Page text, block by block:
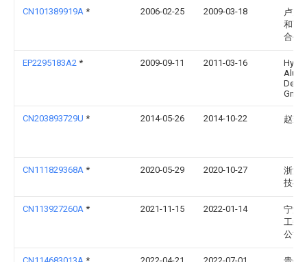
CN101389919A * 2006-02-25 2009-03-18
卢克
和离
合公
EP2295183A2 * 2009-09-11 2011-03-16
Hydro
CN203893729U * 2014-05-26 2014-10-22 赵耀
CN111829368A * 2020-05-29 2020-10-27
浙江
技有
CN113927260A * 2021-11-15 2022-01-14
宁波
工装
公司